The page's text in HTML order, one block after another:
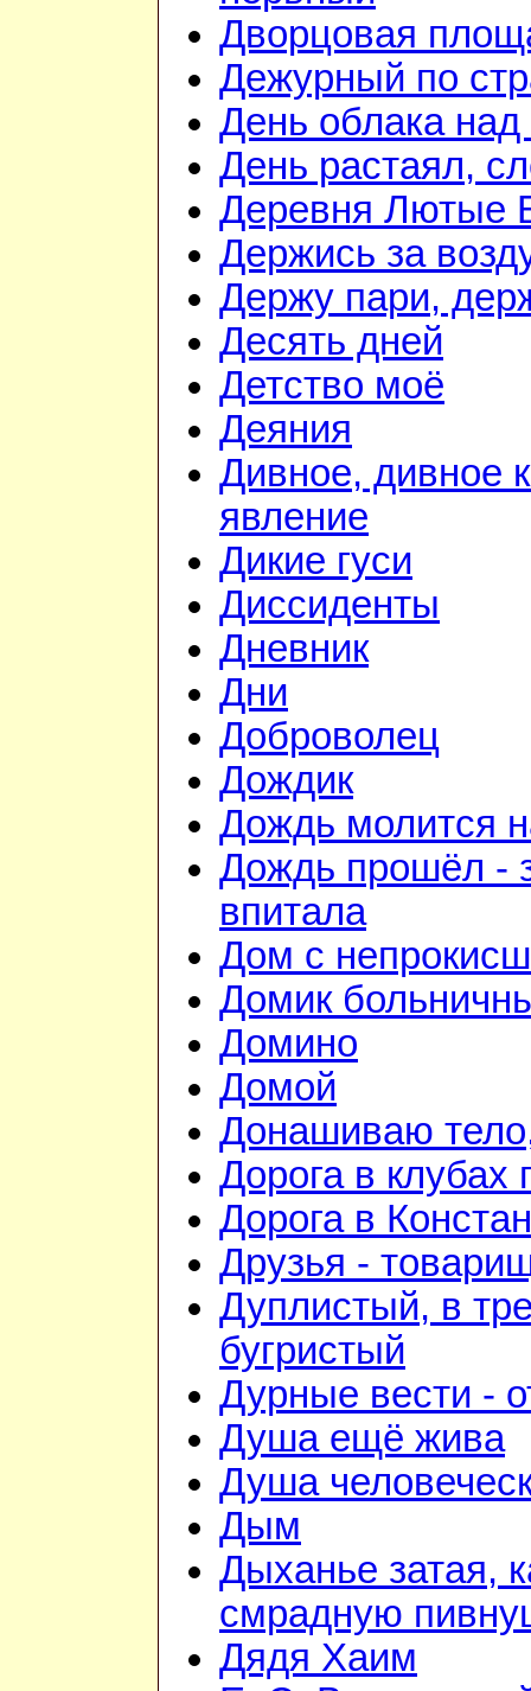
Дворцовая
Дежурный по
День облака
День растаял,
Деревня Лютые
Держись за
Держу пари,
Десять дней
Детство моё
Деяния
Дивное, дивное
явление
Дикие гуси
Диссиденты
Дневник
Дни
Доброволец
Дождик
Дождь молится
Дождь прошёл -
впитала
Дом с
Домик
Домино
Домой
Донашиваю
Дорога в клубах
Дорога в
Друзья -
Дуплистый, в
бугристый
Дурные вести -
Душа ещё жива
Душа
Дым
Дыханье затая,
смрадную
Дядя Хаим